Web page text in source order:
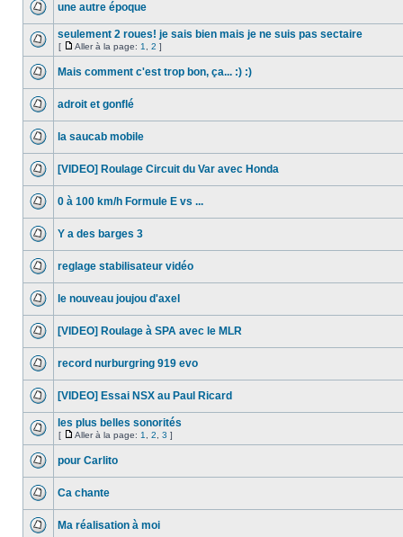
une autre époque
seulement 2 roues! je sais bien mais je ne suis pas sectaire
[ Aller à la page: 1 2 ]
Mais comment c'est trop bon, ça... :) :)
adroit et gonflé
la saucab mobile
[VIDEO] Roulage Circuit du Var avec Honda
0 à 100 km/h Formule E vs ...
Y a des barges 3
reglage stabilisateur vidéo
le nouveau joujou d'axel
[VIDEO] Roulage à SPA avec le MLR
record nurburgring 919 evo
[VIDEO] Essai NSX au Paul Ricard
les plus belles sonorités
[ Aller à la page: 1 2 3 ]
pour Carlito
Ca chante
Ma réalisation à moi